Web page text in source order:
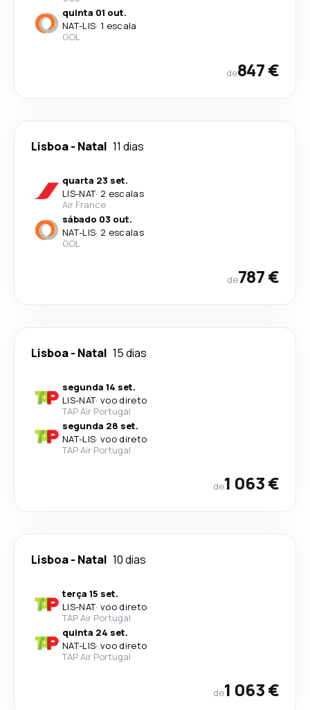
quinta 01 out.
NAT-LIS· 1 escala
GOL
de847 €
Lisboa- Natal 11 dias
quarta 23 set.
LIS-NAT· 2 escalas
Air France
sábado 03 out.
NAT-LIS· 2 escalas
GOL
de787 €
Lisboa- Natal 15 dias
segunda 14 set.
LIS-NAT· voo direto
TAP Air Portugal
segunda 28 set.
NAT-LIS· voo direto
TAP Air Portugal
de1 063 €
Lisboa- Natal 10 dias
terça 15 set.
LIS-NAT· voo direto
TAP Air Portugal
quinta 24 set.
NAT-LIS· voo direto
TAP Air Portugal
de1 063 €